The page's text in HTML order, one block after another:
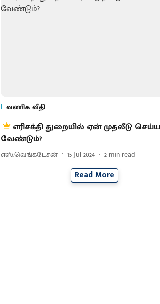
வணிக வீதி
எரிசக்தி துறையில் ஏன் முதலீடு செய்ய
வேண்டும்?
எஸ்.வெங்கடேசன் 15 Jul 2024 2 min read
Read More